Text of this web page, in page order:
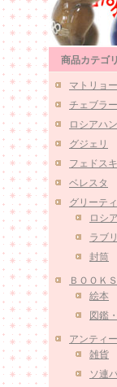
商品カテゴリ
マトリョ
チェブラ
ロシアハ
グジェリ
フェドス
ベレスタ
グリーテ
ロシ
ラブ
封筒
ＢＯＯＫＳ
絵本
図鑑
アンティ
雑貨
ソ連